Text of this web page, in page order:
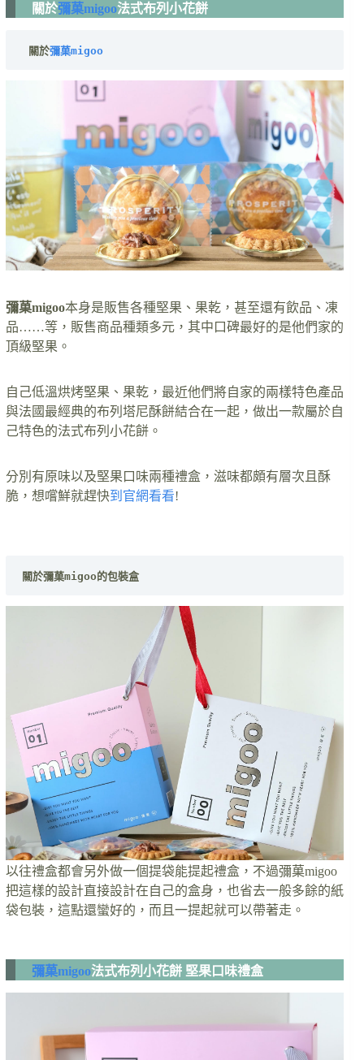
關於彌菓migoo法式布列小花餅
關於彌菓migoo
彌菓migoo本身是販售各種堅果、果乾，甚至還有飲品、凍
品……等，販售商品種類多元，其中口碑最好的是他們家的
頂級堅果。
自己低溫烘烤堅果、果乾，最近他們將自家的兩樣特色產品
與法國最經典的布列塔尼酥餅結合在一起，做出一款屬於自
己特色的法式布列小花餅。
分別有原味以及堅果口味兩種禮盒，滋味都頗有層次且酥
脆，想嚐鮮就趕快到官網看看!
關於彌菓migoo的包裝盒
以往禮盒都會另外做一個提袋能提起禮盒，不過彌菓migoo
把這樣的設計直接設計在自己的盒身，也省去一般多餘的紙
袋包裝，這點還蠻好的，而且一提起就可以帶著走。
彌菓migoo法式布列小花餅 堅果口味禮盒